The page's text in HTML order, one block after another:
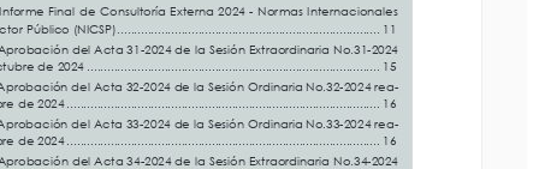
del Acta 31-2024 de la Sesión Extraordinaria No.31-2024
de 2024 .......................................................................................
del Acta 32-2024 de la Sesión Ordinaria No.32-2024 rea-
2024 .............................................................................................
del Acta 33-2024 de la Sesión Ordinaria No.33-2024 rea-
2024 .............................................................................................
del Acta 34-2024 de la Sesión Extraordinaria No.34-2024
de 2024 ..................................................................................... 16
del Acta 35-2024 de la Sesión Ordinaria No.35-2024 rea-
Informe Final de Consultoría Externa 2024 - Normas Internacionales
Público (NICSP)
11
Aprobación del Acta 31-2024 de la Sesión Extraordinaria No.31-2024
de 2024 .......................................................................................
15
del Acta 32-2024 de la Sesión Ordinaria No.32-2024 rea-
2024 .............................................................................................
16
del Acta 33-2024 de la Sesión Ordinaria No.33-2024 rea-
2024 .............................................................................................
16
Aprobación del Acta 34-2024 de la Sesión Extraordinaria No.34-2024